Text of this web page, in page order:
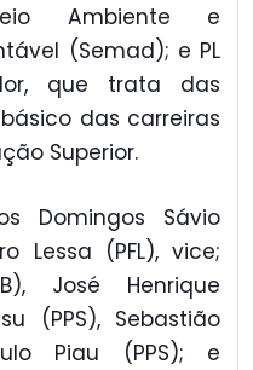
Ambiente e
(Semad); e PL
que trata das
das carreiras
Superior.
Domingos Sávio
Lessa (PFL), vice;
José Henrique
(PPS), Sebastião
Piau (PPS); e